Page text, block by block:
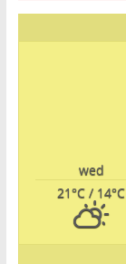
wed
21°C / 14°C